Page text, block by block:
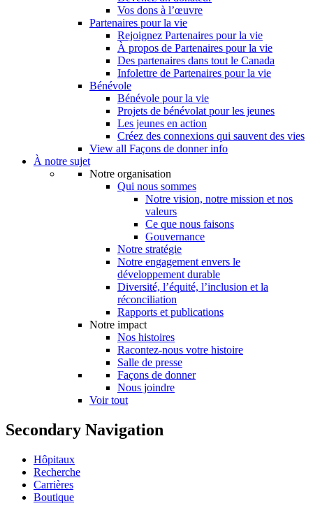
Vos dons à l’œuvre
Partenaires pour la vie
Rejoignez Partenaires pour la vie
À propos de Partenaires pour la vie
Des partenaires dans tout le Canada
Infolettre de Partenaires pour la vie
Bénévole
Bénévole pour la vie
Projets de bénévolat pour les jeunes
Les jeunes en action
Créez des connexions qui sauvent des vies
View all Façons de donner info
À notre sujet
Notre organisation
Qui nous sommes
Notre vision, notre mission et nos
valeurs
Ce que nous faisons
Gouvernance
Notre stratégie
Notre engagement envers le
développement durable
Diversité, l’équité, l’inclusion et la
réconciliation
Rapports et publications
Notre impact
Nos histoires
Racontez-nous votre histoire
Salle de presse
Façons de donner
Nous joindre
Voir tout
Secondary Navigation
Hôpitaux
Recherche
Carrières
Boutique